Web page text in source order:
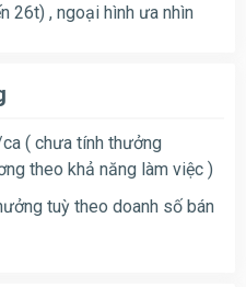
26t) , ngoại hình ưa nhìn
( chưa tính thưởng
theo khả năng làm việc )
tuỳ theo doanh số bán